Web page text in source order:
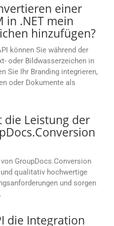
einer
in .NET mein
hinzufügen?
können Sie während der
oder Bildwasserzeichen in
Sie Ihr Branding integrieren,
oder Dokumente als
die Leistung der
GroupDocs.Conversion
qualitativ hochwertige
und sorgen
die Integration